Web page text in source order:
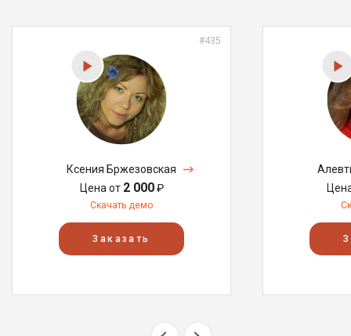
#435
Ксения Бржезовская
Цена от 2 000₽
Скачать демо
Заказать